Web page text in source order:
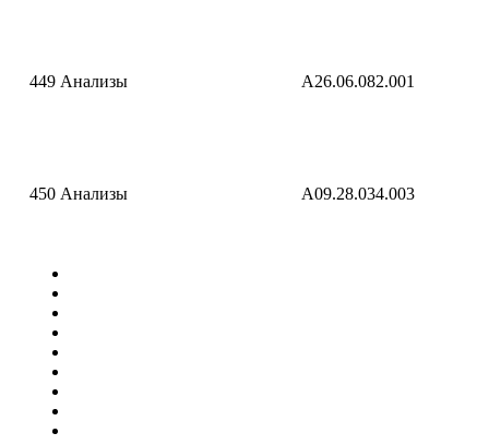
449 Анализы A26.06.082.001
450 Анализы A09.28.034.003